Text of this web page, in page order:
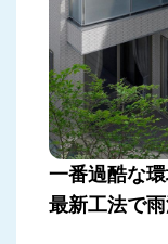
一番過酷な環
最新工法で雨